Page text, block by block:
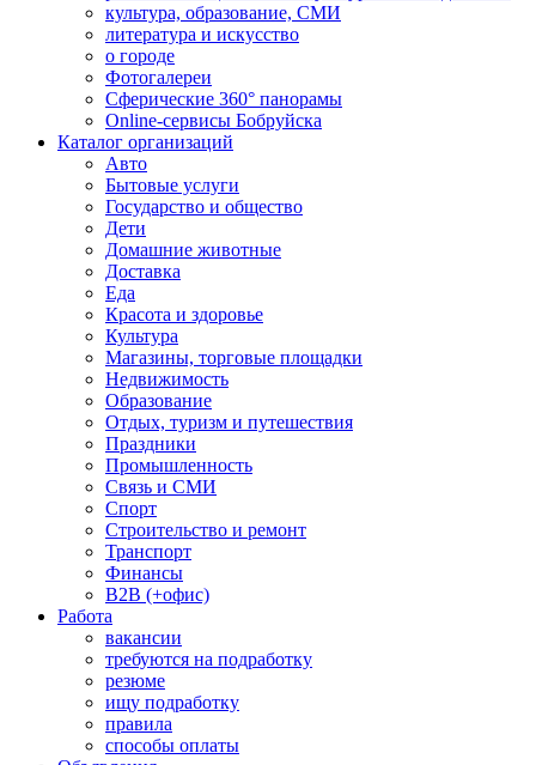
культура, образование, СМИ
литература и искусство
о городе
Фотогалереи
Сферические 360° панорамы
Online-сервисы Бобруйска
Каталог организаций
Авто
Бытовые услуги
Государство и общество
Дети
Домашние животные
Доставка
Еда
Красота и здоровье
Культура
Магазины, торговые площадки
Недвижимость
Образование
Отдых, туризм и путешествия
Праздники
Промышленность
Связь и СМИ
Спорт
Строительство и ремонт
Транспорт
Финансы
B2B (+офис)
Работа
вакансии
требуются на подработку
резюме
ищу подработку
правила
способы оплаты